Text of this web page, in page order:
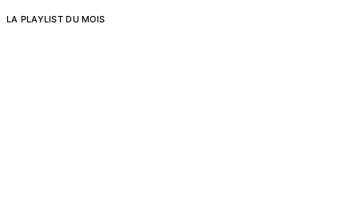
LA PLAYLIST DU MOIS